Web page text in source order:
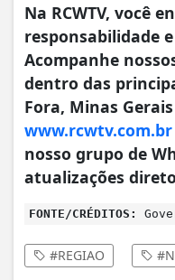
Na RCWTV, você
responsabilidade
Acompanhe
dentro das
Fora, Minas
www.rcwtv.com.br
nosso grupo de
atualizações
FONTE/CRÉDITOS:
#REGIAO